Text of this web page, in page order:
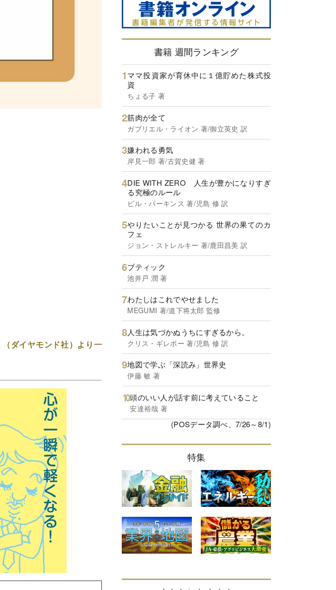
（ダイヤモンド社） より一
書籍 週間ランキング
ママ投資家が育休中に１億貯めた株式投
資
ちょる子 著
筋肉が全て
ガブリエル・ライオン 著/御立英史 訳
嫌われる勇気
岸見一郎 著/古賀史健 著
DIE WITH ZERO 人生が豊かになりすぎ
る究極のルール
ビル・パーキンス 著/児島 修 訳
やりたいことが見つかる 世界の果てのカ
フェ
ジョン・ストレルキー 著/鹿田昌美 訳
ブティック
池井戸 潤 著
わたしはこれでやせました
MEGUMI 著/道下将太郎 監修
人生は気づかぬうちにすぎるから。
クリス・ギレボー 著/児島 修 訳
地図で学ぶ「深読み」世界史
伊藤 敏 著
頭のいい人が話す前に考えていること
安達裕哉 著
(POSデータ調べ、7/26～8/1)
特集